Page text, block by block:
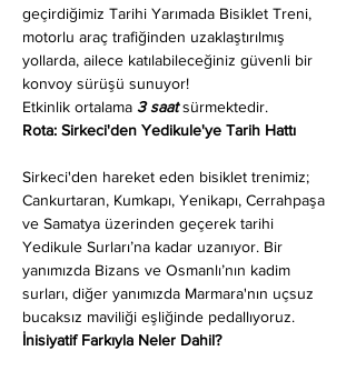
geçirdiğimiz Tarihi Yarımada Bisiklet Treni,
motorlu araç trafiğinden uzaklaştırılmış
yollarda, ailece katılabileceğiniz güvenli bir
konvoy sürüşü sunuyor!
Etkinlik ortalama 3 saat sürmektedir.
Rota: Sirkeci'den Yedikule'ye Tarih Hattı
Sirkeci'den hareket eden bisiklet trenimiz;
Cankurtaran, Kumkapı, Yenikapı, Cerrahpaşa
ve Samatya üzerinden geçerek tarihi
Yedikule Surları’na kadar uzanıyor. Bir
yanımızda Bizans ve Osmanlı’nın kadim
surları, diğer yanımızda Marmara'nın uçsuz
bucaksız maviliği eşliğinde pedallıyoruz.
İnisiyatif Farkıyla Neler Dahil?